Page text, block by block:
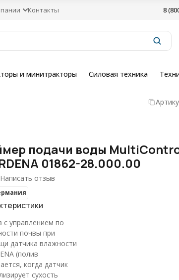
Контакты 8
и минитракторы Силовая техника
подачи воды
01862-28.000.00
Написать отзыв
с управлением по
почвы при
датчика влажности
(полив
когда датчик
сухость